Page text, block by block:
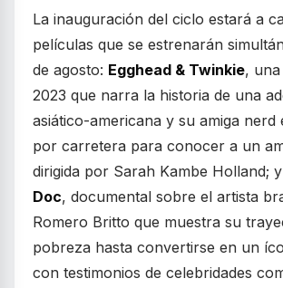
La inauguración del ciclo estará a
películas que se estrenarán
de agosto: Egghead & Twinkie,
2023 que narra la historia de una
asiático-americana y su amiga nerd
por carretera para conocer a un
dirigida por Sarah Kambe Holland; y
Doc, documental sobre el artista
Romero Britto que muestra su
pobreza hasta convertirse en un
con testimonios de celebridades